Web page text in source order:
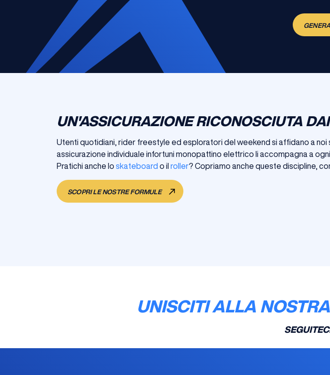
UN'ASSICURAZIONE RICONOSCIUTA
Utenti quotidiani, rider freestyle ed esploratori del weekend si affidano a
assicurazione individuale infortuni monopattino elettrico li accompagna a
Pratichi anche lo skateboard o il roller? Copriamo anche queste discipline,
SCOPRI LE NOSTRE FORMULE
UNISCITI ALLA